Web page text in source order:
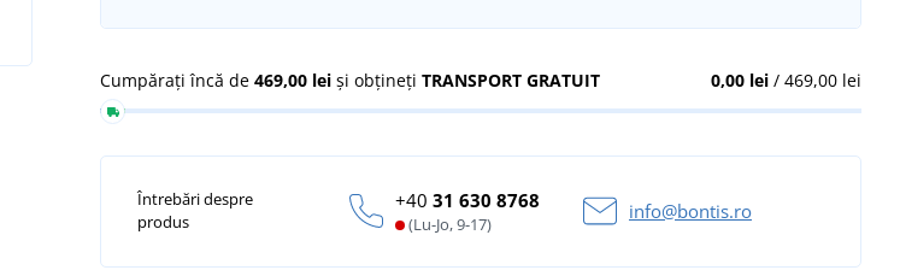
0,00 lei/ 469,00 lei
Cumpărați încă de 469,00 lei și obțineți TRANSPORT GRATUIT
Întrebări despre
produs
+40 31 630 8768
(Lu-Jo, 9-17)
info@bontis.ro